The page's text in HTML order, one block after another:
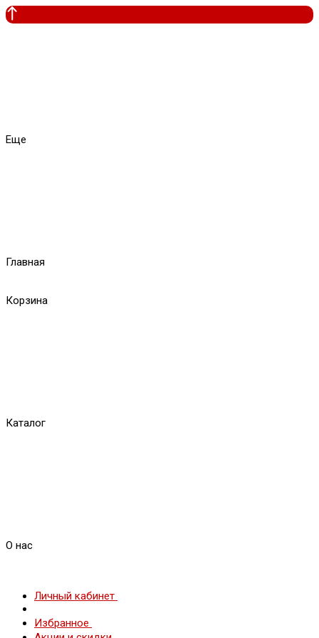
Еще
Главная
Корзина
Каталог
О нас
Личный кабинет
Избранное